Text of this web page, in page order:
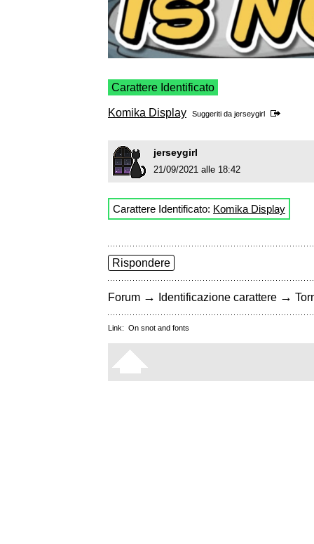
Carattere Identificato
Komika Display Suggeriti da jerseygirl
jerseygirl
21/09/2021 alle 18:42
Carattere Identificato: Komika Display
Rispondere
Forum → Identificazione carattere →
Link: On snot and fonts